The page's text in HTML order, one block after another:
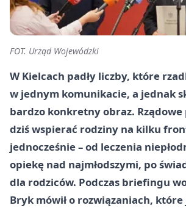
FOT. Urząd Wojewódzki
W Kielcach padły liczby, które
w jednym komunikacie, a jednak
bardzo konkretny obraz.
dziś wspierać rodziny na kilku
jednocześnie – od leczenia
opiekę nad najmłodszymi, po
dla rodziców. Podczas briefingu
Bryk mówił o rozwiązaniach,